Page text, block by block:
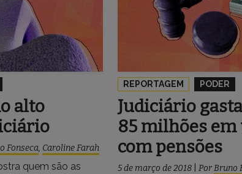
alto
Fonseca, Caroline Farah
quem são as
REPORTAGEM PODER
Judiciário
85 milhões em
com pensões
5 de março de 2018 PorBruno